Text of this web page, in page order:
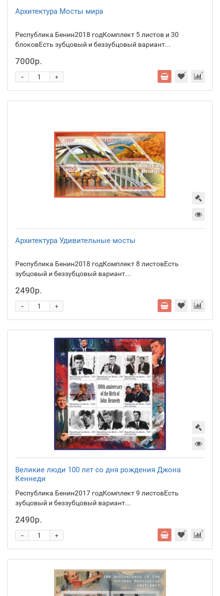
Архитектура Мосты мира
Республика Бенин2018 годКомплект 5 листов и 30
блоковЕсть зубцовый и беззубцовый вариант...
7000р.
+
-
Архитектура Удивительные мосты
Республика Бенин2018 годКомплект 8 листовЕсть
зубцовый и беззубцовый вариант...
2490р.
+
-
Великие люди 100 лет со дня рождения Джона
Кеннеди
Республика Бенин2017 годКомплект 9 листовЕсть
зубцовый и беззубцовый вариант...
2490р.
+
-